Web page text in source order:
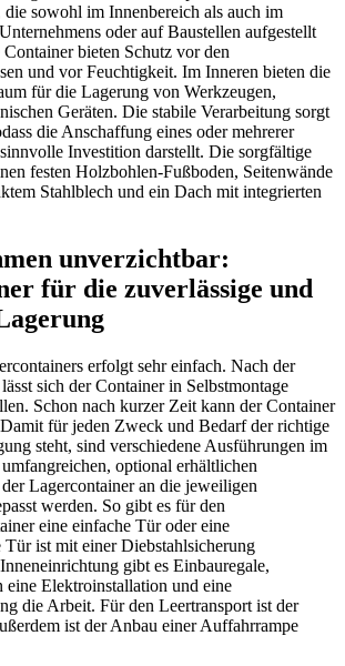
sowohl im Innenbereich als auch im
oder auf Baustellen aufgestellt
bieten Schutz vor den
und vor Feuchtigkeit. Im Inneren bieten die
für die Lagerung von Werkzeugen,
Geräten. Die stabile Verarbeitung sorgt
die Anschaffung eines oder mehrerer
Investition darstellt. Die sorgfältige
festen Holzbohlen-Fußboden, Seitenwände
Stahlblech und ein Dach mit integrierten
unverzichtbar:
für die zuverlässige und
erfolgt sehr einfach. Nach der
sich der Container in Selbstmontage
Schon nach kurzer Zeit kann der Container
für jeden Zweck und Bedarf der richtige
steht, sind verschiedene Ausführungen im
optional erhältlichen
Lagercontainer an die jeweiligen
werden. So gibt es für den
eine einfache Tür oder eine
ist mit einer Diebstahlsicherung
gibt es Einbauregale,
eine Elektroinstallation und eine
die Arbeit. Für den Leertransport ist der
ist der Anbau einer Auffahrrampe